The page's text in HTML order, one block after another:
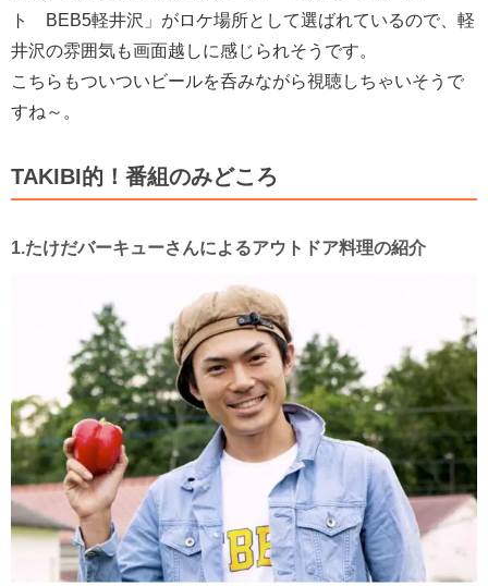
ト BEB5軽井沢」がロケ場所として選ばれているので、軽
井沢の雰囲気も画面越しに感じられそうです。
こちらもついついビールを呑みながら視聴しちゃいそうで
すね～。
TAKIBI的！番組のみどころ
1.たけだバーキューさんによるアウトドア料理の紹介